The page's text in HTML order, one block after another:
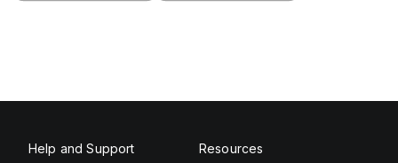
Help and Support Resources